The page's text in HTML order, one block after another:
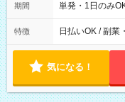
期間 単発・1日のみ
特徴 日払いOK / 副業
気になる！